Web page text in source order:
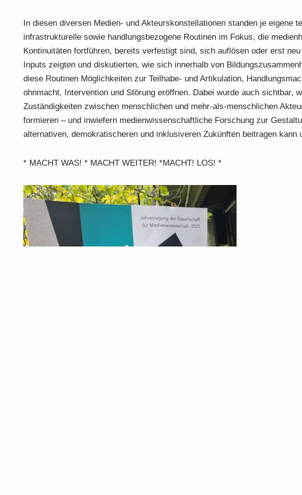
In diesen diversen Medien- und Akteurskonstellationen standen je eigene
infrastrukturelle sowie handlungsbezogene Routinen im Fokus, die
Kontinuitäten fortführen, bereits verfestigt sind, sich auflösen oder erst
Inputs zeigten und diskutierten, wie sich innerhalb von
diese Routinen Möglichkeiten zur Teilhabe- und Artikulation,
ohnmacht, Intervention und Störung eröffnen. Dabei wurde auch sichtbar,
Zuständigkeiten zwischen menschlichen und mehr-als-menschlichen
formieren – und inwiefern medienwissenschaftliche Forschung zur
alternativen, demokratischeren und inklusiveren Zukünften beitragen kann
* MACHT WAS! * MACHT WEITER! *MACHT! LOS! *